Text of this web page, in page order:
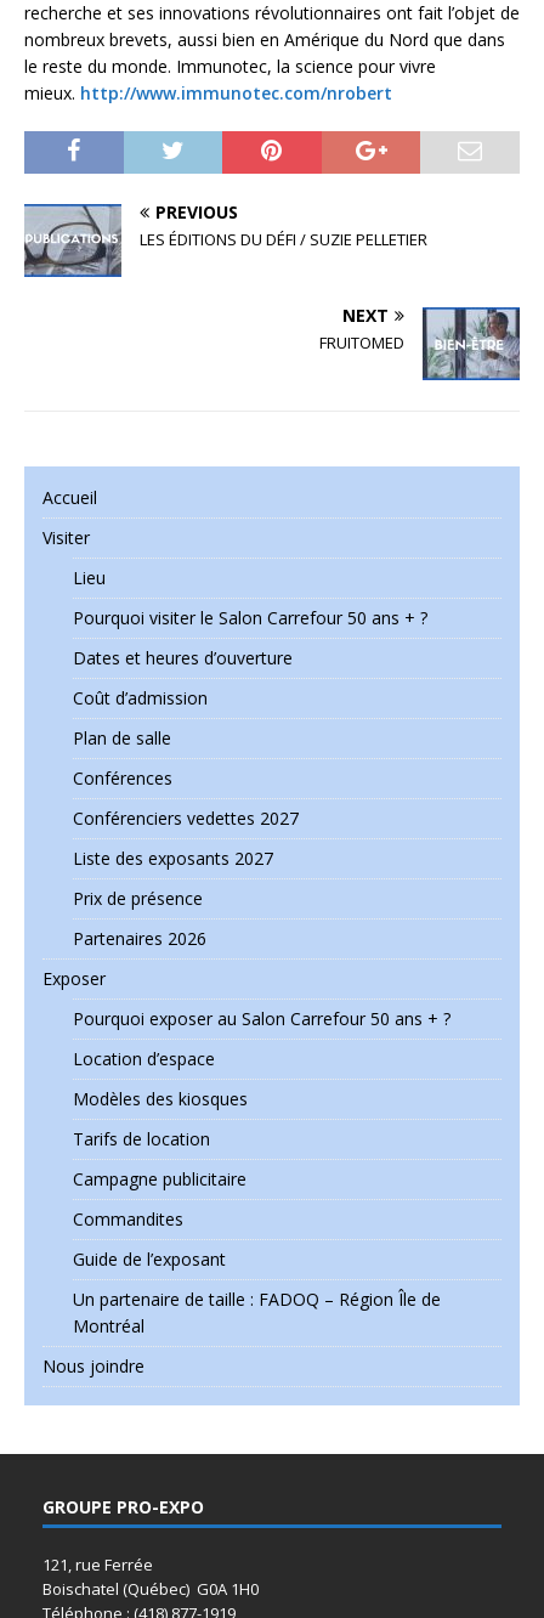
recherche et ses innovations révolutionnaires ont fait l’objet de
nombreux brevets, aussi bien en Amérique du Nord que dans
le reste du monde. Immunotec, la science pour vivre
mieux. http://www.immunotec.com/nrobert
PREVIOUS
LES ÉDITIONS DU DÉFI / SUZIE PELLETIER
NEXT
FRUITOMED
Accueil
Visiter
Lieu
Pourquoi visiter le Salon Carrefour 50 ans + ?
Dates et heures d’ouverture
Coût d’admission
Plan de salle
Conférences
Conférenciers vedettes 2027
Liste des exposants 2027
Prix de présence
Partenaires 2026
Exposer
Pourquoi exposer au Salon Carrefour 50 ans + ?
Location d’espace
Modèles des kiosques
Tarifs de location
Campagne publicitaire
Commandites
Guide de l’exposant
Un partenaire de taille : FADOQ – Région Île de
Montréal
Nous joindre
GROUPE PRO-EXPO
121, rue Ferrée
Boischatel (Québec) G0A 1H0